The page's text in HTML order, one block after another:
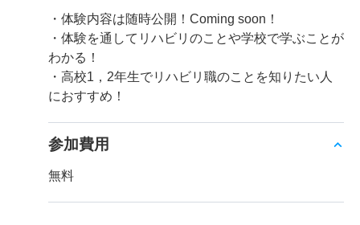
・体験内容は随時公開！Coming soon！
・体験を通してリハビリのことや学校で学ぶことが
わかる！
・高校1，2年生でリハビリ職のことを知りたい人
におすすめ！
参加費用
無料